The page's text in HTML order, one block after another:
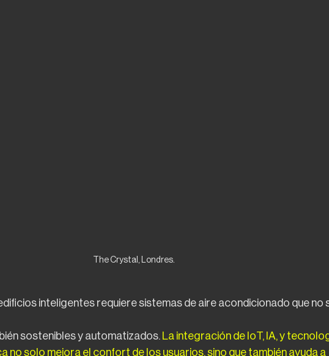
The Crystal, Londres.
inteligentes requiere sistemas de aire acondicionado que no
sostenibles y automatizados. La integración de IoT, IA, y
no solo mejora el confort de los usuarios, sino que también ayuda a